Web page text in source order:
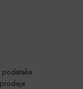
podataka